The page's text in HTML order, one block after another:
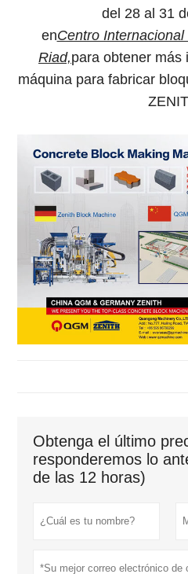
del 28 al 31
enCentro
Riad,para obtener más
máquina para fabricar
Obtenga el último
responderemos lo
de las 12 horas)